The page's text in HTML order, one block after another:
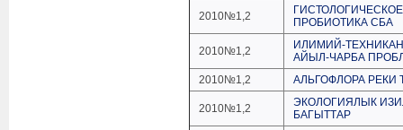
2010№1,2
ПРОБИОТИКА СБА
2010№1,2
ИЛИМИЙ-
АЙЫЛ-ЧАРБА
2010№1,2
АЛЬГОФЛОРА РЕКИ
2010№1,2
ЭКОЛОГИЯЛЫК
БАГЫТТАР